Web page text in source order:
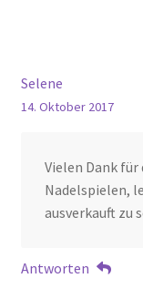
Selene
14. Oktober 2017
Vielen Dank
Nadelspielen,
ausverkauft zu
Antworten